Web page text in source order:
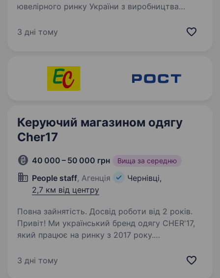
ювелірного ринку України з виробництва
запрошує до своєї команди Керуючого
3 дні тому
Керуючий магазином одягу
Cher17
40 000 – 50 000 грн Вища за середню
People staff, Агенція
Чернівці,
2,7 км від центру
Повна зайнятість. Досвід роботи від 2 років.
Привіт! Ми український бренд одягу CHER'17,
який працює на ринку з 2017 року.
комфортний одяг, який завжди у тренді.
3 дні тому